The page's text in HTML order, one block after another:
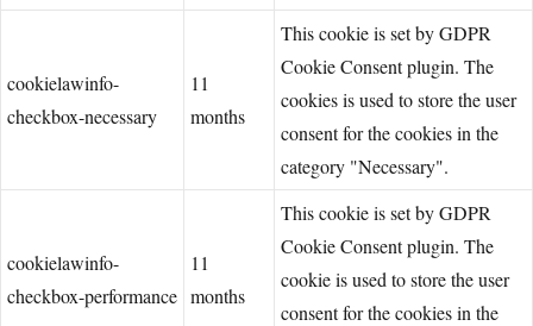
cookielawinfo-
checkbox-necessary
11
months
This cookie is set by GDPR
Cookie Consent plugin. The
cookies is used to store the user
consent for the cookies in the
category "Necessary".
cookielawinfo-
checkbox-performance
11
months
This cookie is set by GDPR
Cookie Consent plugin. The
cookie is used to store the user
consent for the cookies in the